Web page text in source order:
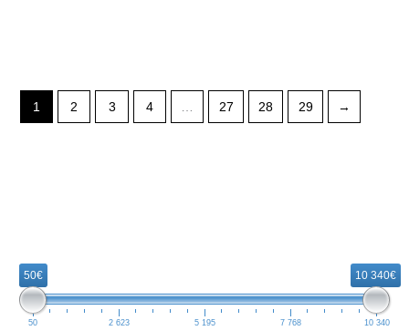
1 2 3 4 27 28 29 →
50€ 10 340€
50 2 623 5 195 7 768 10 340
c
h